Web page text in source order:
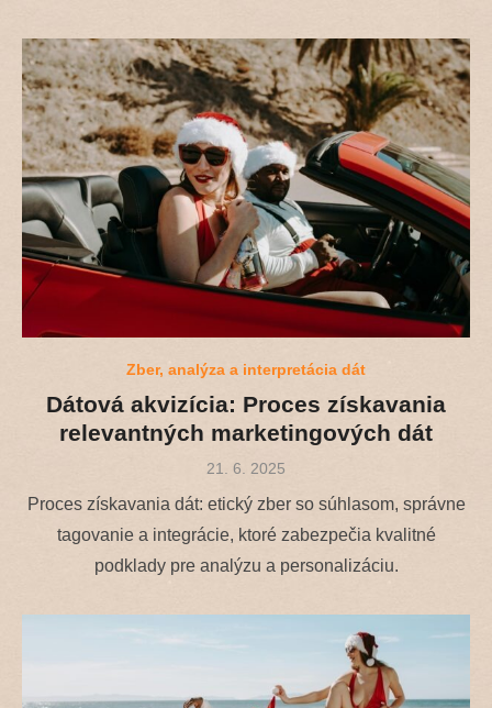
Zber, analýza a interpretácia dát
Dátová akvizícia: Proces získavania
relevantných marketingových dát
Posted
21. 6. 2025
Proces získavania dát: etický zber so súhlasom, správne
tagovanie a integrácie, ktoré zabezpečia kvalitné
podklady pre analýzu a personalizáciu.